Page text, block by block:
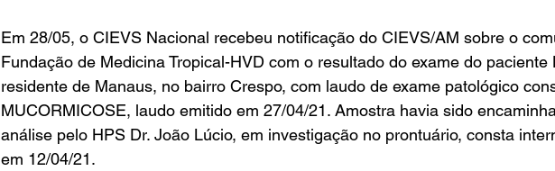
Em 28/05, o CIEVS Nacional recebeu notificação do CIEVS/AM sobre o
Fundação de Medicina Tropical-HVD com o resultado do exame do paciente
residente de Manaus, no bairro Crespo, com laudo de exame patológico
MUCORMICOSE, laudo emitido em 27/04/21. Amostra havia sido
análise pelo HPS Dr. João Lúcio, em investigação no prontuário, consta
em 12/04/21.